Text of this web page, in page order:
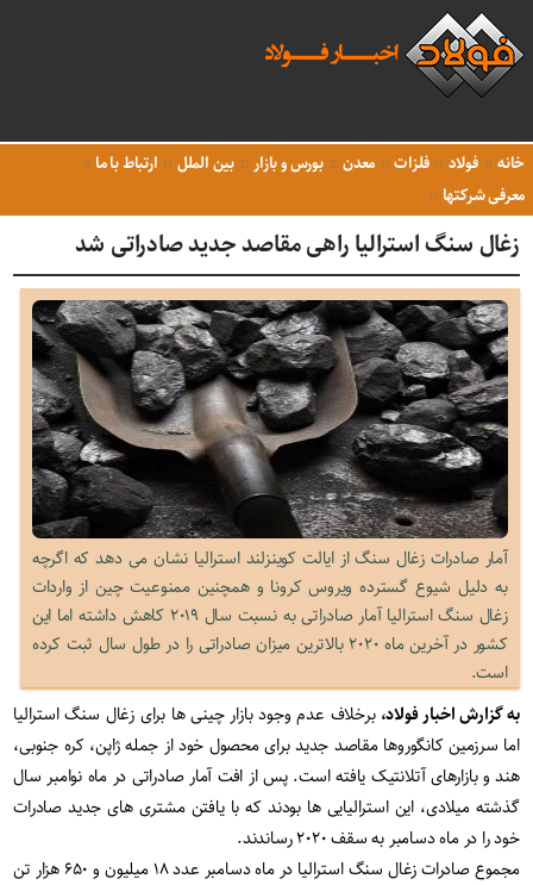
خانه فولاد فلزات معدن بورس و بازار بین الملل
ارتباط با ما
معرفی شرکتها
زغال سنگ استرالیا راهی مقاصد جدید صادراتی شد
آمار صادرات زغال سنگ از ایالت کوینزلند استرالیا نشان می دهد که اگرچه
به دلیل شیوع گسترده ویروس کرونا و همچنین ممنوعیت چین از واردات
زغال سنگ استرالیا آمار صادراتی به نسبت سال ۲۰۱۹ کاهش داشته اما این
کشور در آخرین ماه ۲۰۲۰ بالاترین میزان صادراتی را در طول سال ثبت کرده
است.
به گزارش اخبار فولاد،برخلاف عدم وجود بازار چینی ها برای زغال سنگ استرالیا
اما سرزمین کانگوروها مقاصد جدید برای محصول خود از جمله ژاپن، کره جنوبی،
هند و بازارهای آتلانتیک یافته است. پس از افت آمار صادراتی در ماه نوامبر سال
گذشته میلادی، این استرالیایی ها بودند که با یافتن مشتری های جدید صادرات
خود را در ماه دسامبر به سقف ۲۰۲۰ رساندند.
مجموع صادرات زغال سنگ استرالیا در ماه دسامبر عدد ۱۸ میلیون و ۶۵۰ هزار تن